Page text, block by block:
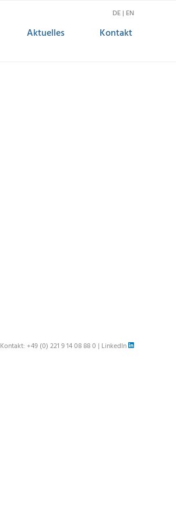
DE | EN
Aktuelles Kontakt
Kontakt: +49 (0) 221 9 14 08 88 0 | LinkedIn